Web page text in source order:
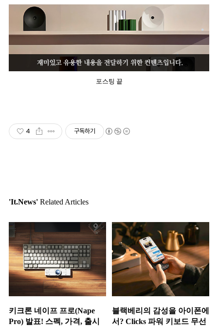
포스팅 끝
4 구독하기
'It.News' Related Articles
키크론 네이프 프로(Nape
Pro) 발표! 스펙, 가격, 출시
블랙베리의 감성을 아이폰에
서? Clicks 파워 키보드 무선